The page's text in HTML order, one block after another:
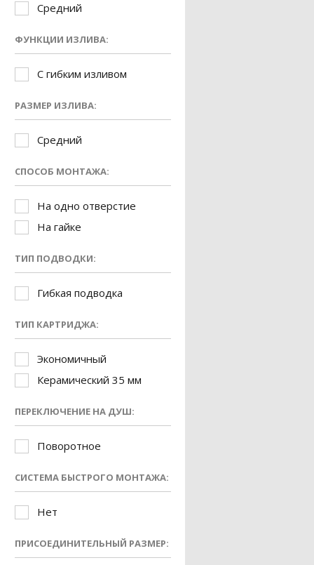
Средний
ФУНКЦИИ ИЗЛИВА:
С гибким изливом
РАЗМЕР ИЗЛИВА:
Средний
СПОСОБ МОНТАЖА:
На одно отверстие
На гайке
ТИП ПОДВОДКИ:
Гибкая подводка
ТИП КАРТРИДЖА:
Экономичный
Керамический 35 мм
ПЕРЕКЛЮЧЕНИЕ НА ДУШ:
Поворотное
СИСТЕМА БЫСТРОГО МОНТАЖА:
Нет
ПРИСОЕДИНИТЕЛЬНЫЙ РАЗМЕР: